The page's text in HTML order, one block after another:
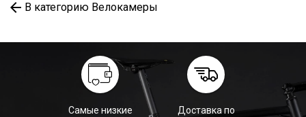
В категорию Велокамеры
Самые низкие
Доставка по